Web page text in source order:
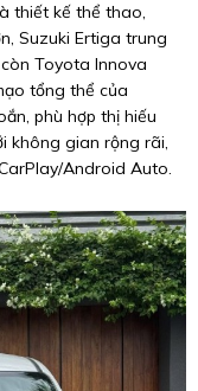
thiết kế thể thao,
Suzuki Ertiga trung
Toyota Innova
tổng thể của
phù hợp thị hiếu
không gian rộng rãi,
Android Auto.